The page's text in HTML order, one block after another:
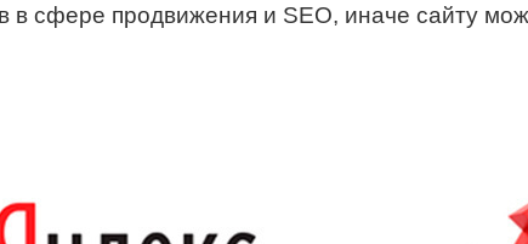
в сфере продвижения и SEO, иначе сайту